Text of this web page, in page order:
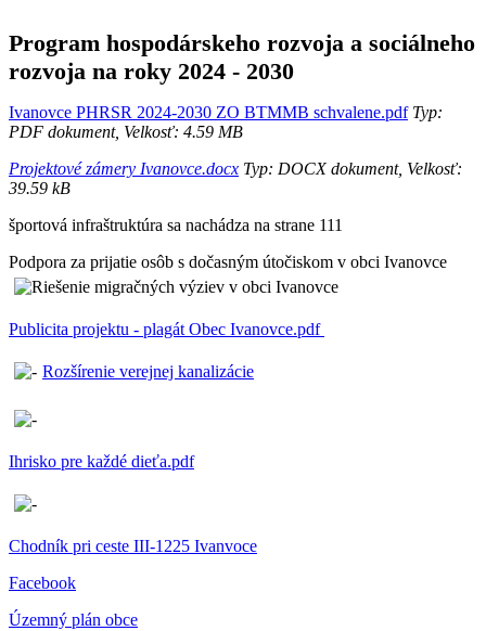
Program hospodárskeho rozvoja a sociálneho
rozvoja na roky 2024 - 2030
Ivanovce PHRSR 2024-2030 ZO BTMMB schvalene.pdfTyp:
PDF dokument, Velkosť: 4.59 MB
Projektové zámery Ivanovce.docx Typ: DOCX dokument, Velkosť:
39.59 kB
športová infraštruktúra sa nachádza na strane 111
Podpora za prijatie osôb s dočasným útočiskom v obci Ivanovce
Publicita projektu - plagát Obec Ivanovce.pdf
Rozšírenie verejnej kanalizácie
Ihrisko pre každé dieťa.pdf
Chodník pri ceste III-1225 Ivanvoce
Facebook
Územný plán obce